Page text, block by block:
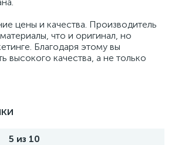
цены и качества. Производитель
что и оригинал, но
Благодаря этому вы
высокого качества, а не только
5 из 10